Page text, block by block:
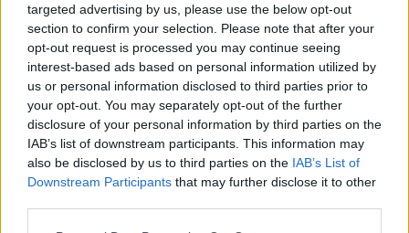
targeted advertising by us, please use the below opt-out
section to confirm your selection. Please note that after your
opt-out request is processed you may continue seeing
interest-based ads based on personal information utilized by
us or personal information disclosed to third parties prior to
your opt-out. You may separately opt-out of the further
disclosure of your personal information by third parties on the
IAB’s list of downstream participants. This information may
also be disclosed by us to third parties on the IAB’s List of
Downstream Participants that may further disclose it to other
Ustyugov har i tillegg blitt idømt fire års
utestengelse for avvik fra sitt biologiske blodpass.
Hans forsvarer hevder at Ustyugov har «naturlig
høye hemoglobinverdier av genetiske årsaker».
Dersom denne dommen blir stående, vil alle hans